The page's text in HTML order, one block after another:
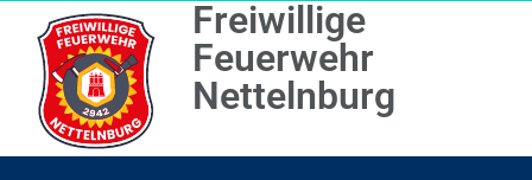
Freiwillige
Feuerwehr
Nettelnburg